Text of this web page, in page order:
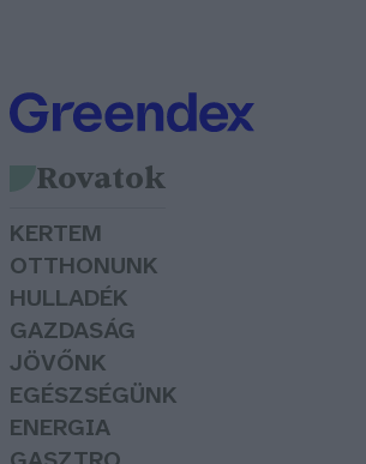
Rovatok
KERTEM
OTTHONUNK
HULLADÉK
GAZDASÁG
JÖVŐNK
EGÉSZSÉGÜNK
ENERGIA